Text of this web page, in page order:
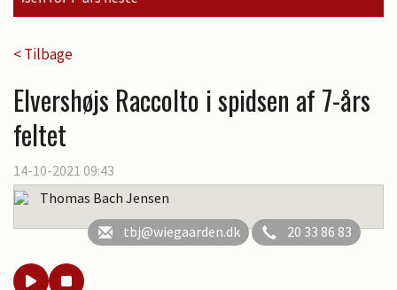
< Tilbage
Elvershøjs Raccolto i spidsen af 7-års
feltet
14-10-2021 09:43
Thomas Bach Jensen
tbj@wiegaarden.dk
20 33 86 83